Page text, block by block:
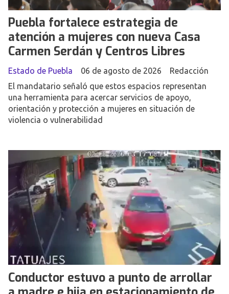
Puebla fortalece estrategia de
atención a mujeres con nueva Casa
Carmen Serdán y Centros Libres
Redacción
Estado de Puebla
06 de agosto de 2026
El mandatario señaló que estos espacios representan
una herramienta para acercar servicios de apoyo,
orientación y protección a mujeres en situación de
violencia o vulnerabilidad
Conductor estuvo a punto de arrollar